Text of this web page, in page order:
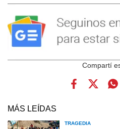
MÁS LEÍDAS
TRAGEDIA